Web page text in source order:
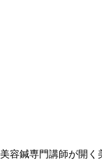
美容鍼専門講師が開